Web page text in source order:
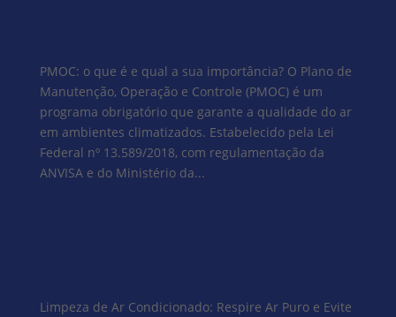
PMOC: o que é e qual a sua importância? O Plano de
Manutenção, Operação e Controle (PMOC) é um
programa obrigatório que garante a qualidade do ar
em ambientes climatizados. Estabelecido pela Lei
Federal nº 13.589/2018, com regulamentação da
ANVISA e do Ministério da...
Limpeza de Ar Condicionado: Respire Ar Puro e Evite